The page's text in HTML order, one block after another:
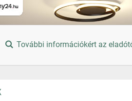
További információkért az